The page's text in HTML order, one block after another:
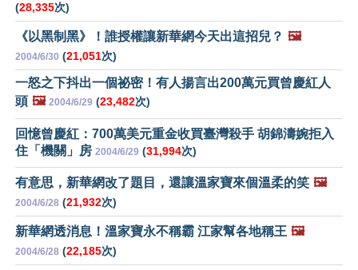
(28,335次)
《以黑制黑》！誰授權讓新華網今天出這招兒？ 🖼️
2004/6/30 (21,051次)
一怒之下抖出一個祕密！有人揚言出200萬元買曾慶紅人
頭 🖼️ 2004/6/29 (23,482次)
回憶曾慶紅：700萬美元重金收買臺灣殺手 胡錦濤婉拒入
住「機關」房 2004/6/29 (31,994次)
有意思，新華網改了題目，還讓溫家寶來個溫柔的笑 🖼️
2004/6/28 (21,932次)
新華網透消息！溫家寶永不稱霸 江家幫各地稱王 🖼️
2004/6/28 (22,185次)